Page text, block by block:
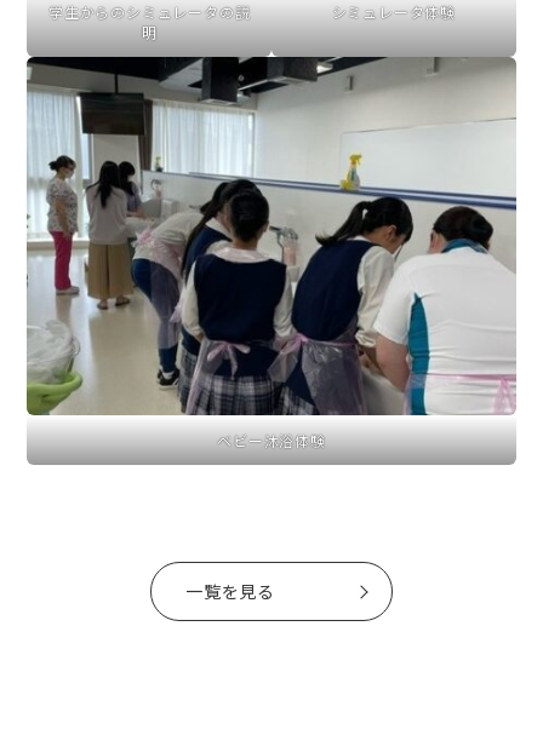
学生からのシミュレータの説
明
シミュレータ体験
ベビー沐浴体験
一覧を見る